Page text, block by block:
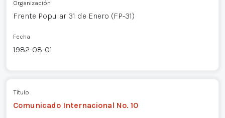
Organización
Frente Popular 31 de Enero (FP-31)
Fecha
1982-08-01
Título
Comunicado Internacional No. 10